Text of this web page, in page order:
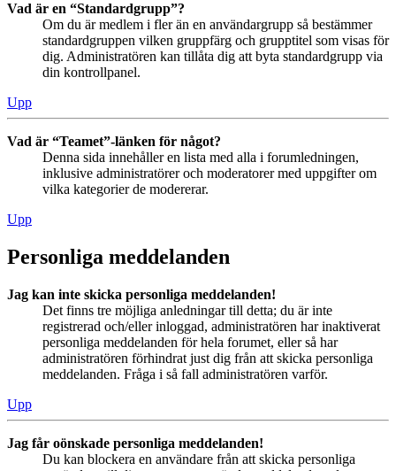
Vad är en “Standardgrupp”?
Om du är medlem i fler än en användargrupp så bestämmer
standardgruppen vilken gruppfärg och grupptitel som visas för
dig. Administratören kan tillåta dig att byta standardgrupp via
din kontrollpanel.
Upp
Vad är “Teamet”-länken för något?
Denna sida innehåller en lista med alla i forumledningen,
inklusive administratörer och moderatorer med uppgifter om
vilka kategorier de modererar.
Upp
Personliga meddelanden
Jag kan inte skicka personliga meddelanden!
Det finns tre möjliga anledningar till detta; du är inte
registrerad och/eller inloggad, administratören har inaktiverat
personliga meddelanden för hela forumet, eller så har
administratören förhindrat just dig från att skicka personliga
meddelanden. Fråga i så fall administratören varför.
Upp
Jag får oönskade personliga meddelanden!
Du kan blockera en användare från att skicka personliga